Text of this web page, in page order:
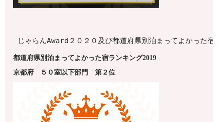
じゃらんAward２０２０及び都道府県別泊まってよかった
都道府県別泊まってよかった宿ランキング2019
京都府 ５０室以下部門 第 ２位